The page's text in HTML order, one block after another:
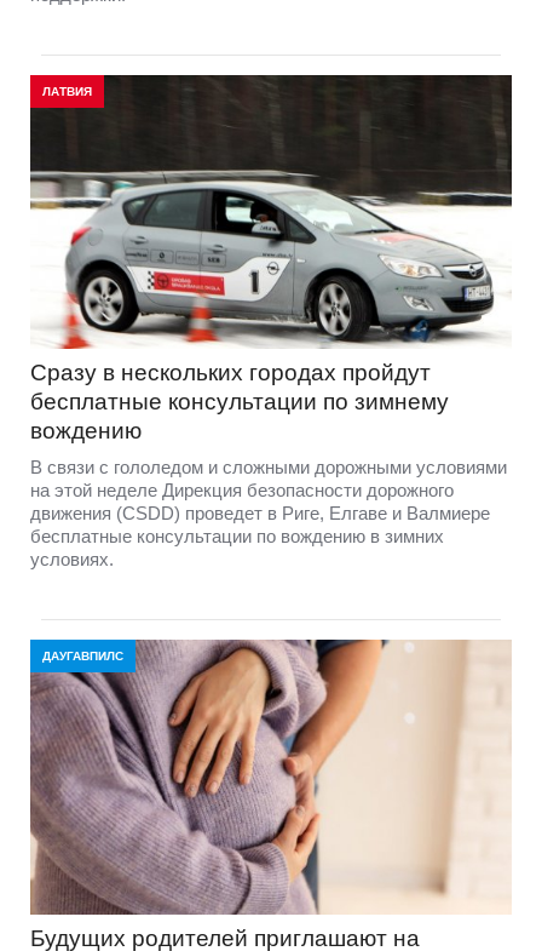
ЛАТВИЯ
Сразу в нескольких городах пройдут
бесплатные консультации по зимнему
вождению
В связи с гололедом и сложными дорожными условиями
на этой неделе Дирекция безопасности дорожного
движения (CSDD) проведет в Риге, Елгаве и Валмиере
бесплатные консультации по вождению в зимних
условиях.
ДАУГАВПИЛС
Будущих родителей приглашают на